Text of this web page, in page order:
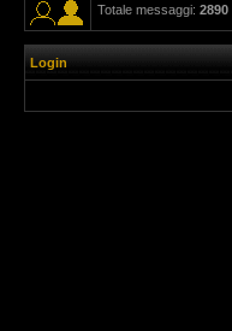
Totale messaggi: 2890
Login